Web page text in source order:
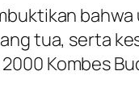
tua, serta
Kombes